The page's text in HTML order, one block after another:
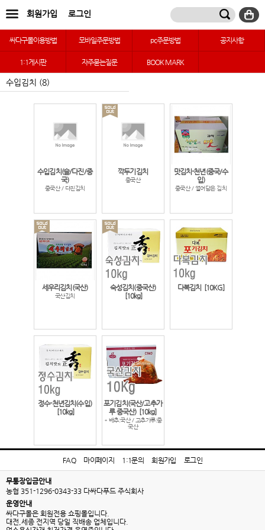
회원가입 로그인
싸다구몰이용방법 모바일주문방법 pc주문방법 공지사항
1:1게시판 자주묻는질문 BOOK MARK
수입김치 (8)
수입김치(슬/다진/중
국)
중국산 / 다진김치
깍두기김치
중국산
맛김치-천년(중국/수
입)
중국산 / 썰어담은 김치
세우리김치(국산)
국산김치
숙성김치(중국산)
[10kg]
다복김치 [10KG]
정수-천년김치(수입)
[10kg]
포기김치(국산/고추가
루 중국산) [10kg]
* 배추:국산 / 고추가루:중
국산
FAQ 마이페이지 1:1문의 회원가입 로그인
무통장입금안내
농협 351-1296-0343-33 다싸다푸드 주식회사
운영안내
싸다구몰은 회원전용 쇼핑몰입니다.
대전,세종 전지역 당일 직배송 업체입니다.